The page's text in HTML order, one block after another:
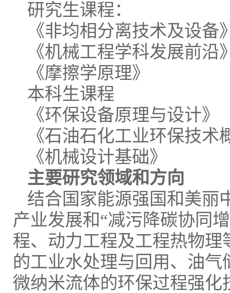
研究生课程：
《非均相分离技术及设备
《机械工程学科发展前沿
《摩擦学原理》
本科生课程
《环保设备原理与设计
《石油石化工业环保技术
《机械设计基础》
主要研究领域和方向
结合国家能源强国和美丽
产业发展和“减污降碳协同
程、动力工程及工程热物
的工业水处理与回用、油
微纳米流体的环保过程强